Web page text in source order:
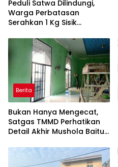
Peduli Satwa Dilindungi,
Warga Perbatasan
Serahkan 1 Kg Sisik
Pamtas RI-Malaysia
Yonarmed 19/Bogani
Berita
Bukan Hanya Mengecat,
Satgas TMMD Perhatikan
Detail Akhir Mushola Baitul